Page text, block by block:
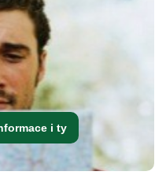
i ty